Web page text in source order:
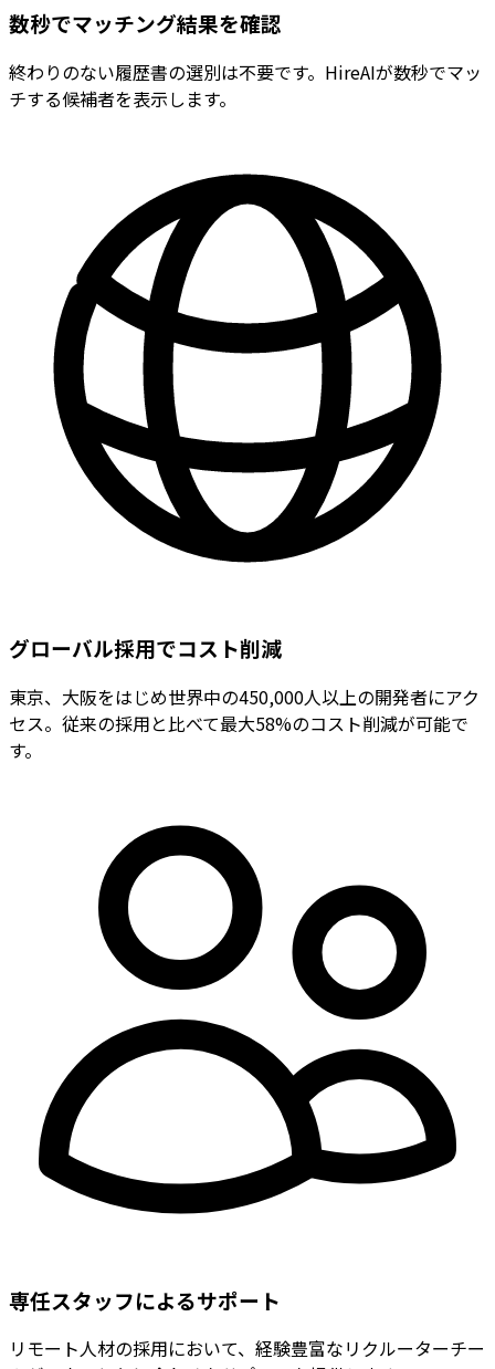
数秒でマッチング結果を確認
終わりのない履歴書の選別は不要です。HireAIが数秒でマッ
チする候補者を表示します。
グローバル採用でコスト削減
東京、大阪をはじめ世界中の450,000人以上の開発者にアク
セス。従来の採用と比べて最大58%のコスト削減が可能で
す。
専任スタッフによるサポート
リモート人材の採用において、経験豊富なリクルーターチー